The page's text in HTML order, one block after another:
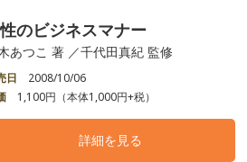
のビジネスマナー
あつこ 著 ／千代田真紀 監修
日
2008/10/06
1,100円（本体1,000円+税）
詳細を見る